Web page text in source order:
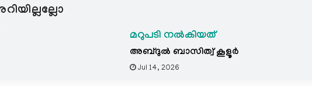
മറുപടി നൽകിയത്
അബ്ദുല്‍ ബാസിത്വ് കൂളൂര്‍
Jul 14, 2026